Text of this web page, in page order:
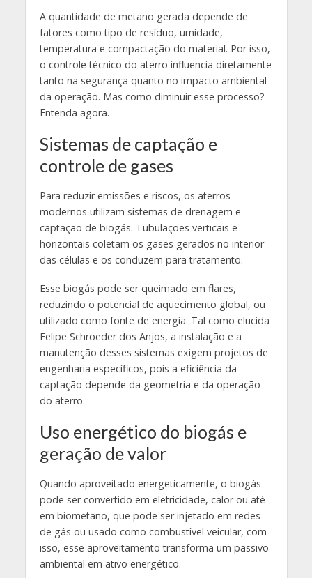
A quantidade de metano gerada depende de
fatores como tipo de resíduo, umidade,
temperatura e compactação do material. Por isso,
o controle técnico do aterro influencia diretamente
tanto na segurança quanto no impacto ambiental
da operação. Mas como diminuir esse processo?
Entenda agora.
Sistemas de captação e
controle de gases
Para reduzir emissões e riscos, os aterros
modernos utilizam sistemas de drenagem e
captação de biogás. Tubulações verticais e
horizontais coletam os gases gerados no interior
das células e os conduzem para tratamento.
Esse biogás pode ser queimado em flares,
reduzindo o potencial de aquecimento global, ou
utilizado como fonte de energia. Tal como elucida
Felipe Schroeder dos Anjos, a instalação e a
manutenção desses sistemas exigem projetos de
engenharia específicos, pois a eficiência da
captação depende da geometria e da operação
do aterro.
Uso energético do biogás e
geração de valor
Quando aproveitado energeticamente, o biogás
pode ser convertido em eletricidade, calor ou até
em biometano, que pode ser injetado em redes
de gás ou usado como combustível veicular, com
isso, esse aproveitamento transforma um passivo
ambiental em ativo energético.